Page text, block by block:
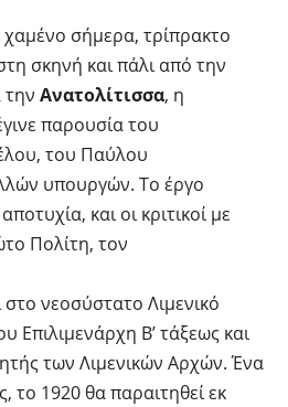
σήμερα, τρίπρακτο
σκηνή και πάλι από την
την Ανατολίτισσα, η
παρουσία του
του Παύλου
υπουργών. Το έργο
και οι κριτικοί με
Πολίτη, τον
νεοσύστατο Λιμενικό
Επιλιμενάρχη Β’ τάξεως και
των Λιμενικών Αρχών. Ένα
το 1920 θα παραιτηθεί εκ